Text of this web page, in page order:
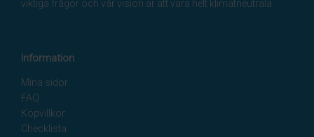
viktiga frågor och vår vision är att vara helt klimatneutrala.
Information
Mina sidor
FAQ
Köpvillkor
Checklista